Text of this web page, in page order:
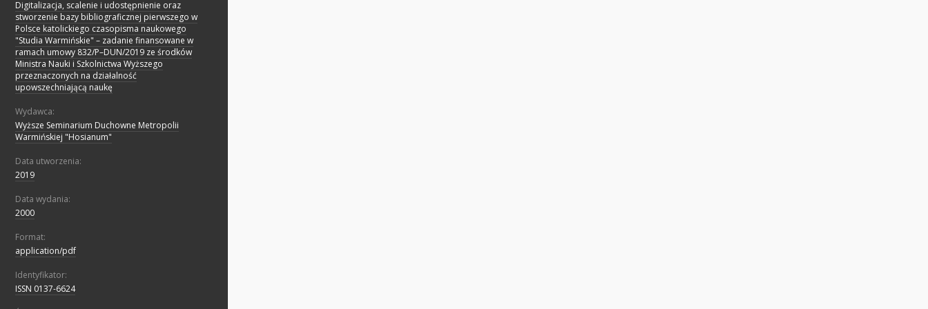
Digitalizacja, scalenie i udostępnienie oraz
stworzenie bazy bibliograficznej pierwszego w
Polsce katolickiego czasopisma naukowego
"Studia Warmińskie" – zadanie finansowane w
ramach umowy 832/P–DUN/2019 ze środków
Ministra Nauki i Szkolnictwa Wyższego
przeznaczonych na działalność
upowszechniającą naukę
Wydawca:
Wyższe Seminarium Duchowne Metropolii
Warmińskiej "Hosianum"
Data utworzenia:
2019
Data wydania:
2000
Format:
application/pdf
Identyfikator:
ISSN 0137-6624